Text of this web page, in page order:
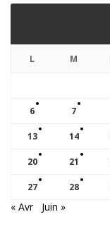
L M
6 7
13 14
20 21
27 28
« Avr Juin »